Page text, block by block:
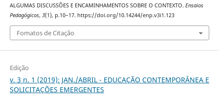
ALGUMAS DISCUSSÕES E ENCAMINHAMENTOS SOBRE O CONTEXTO. Ensaios
Pedagógicos, 3(1), p.10–17. https://doi.org/10.14244/enp.v3i1.123
Fomatos de Citação
Edição
v. 3 n. 1 (2019): JAN./ABRIL - EDUCAÇÃO CONTEMPORÂNEA E
SOLICITAÇÕES EMERGENTES